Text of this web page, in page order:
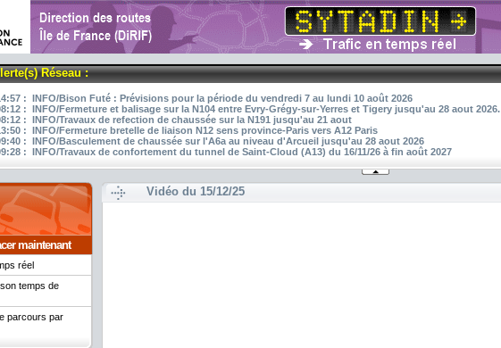
Réseau :
: INFO/Bison Futé : Prévisions pour la période du vendredi 7 au lundi 10 août 2026
: INFO/Fermeture et balisage sur la N104 entre Evry-Grégy-sur-Yerres et Tigery jusqu'au 28 aout 2026.
: INFO/Travaux de refection de chaussée sur la N191 jusqu'au 21 aout
: INFO/Fermeture bretelle de liaison N12 sens province-Paris vers A12 Paris
: INFO/Basculement de chaussée sur l'A6a au niveau d'Arcueil jusqu'au 28 aout 2026
: INFO/Travaux de confortement du tunnel de Saint-Cloud (A13) du 16/11/26 à fin août 2027
maintenant
réel
temps de
parcours par
Vidéo du 15/12/25